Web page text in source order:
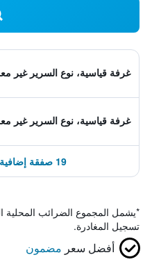
غرفة قياسية، نوع السرير غير
غرفة قياسية، نوع السرير غير
19 صفقة إضافية ابتداءً من 446 ﷼
*يشمل المجموع الضرائب المحلية
تسجيل المغادرة.
أفضل سعر مضمون